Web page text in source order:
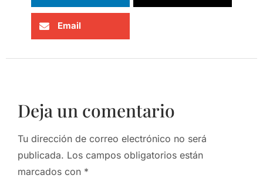
Email
Deja un comentario
Tu dirección de correo electrónico no será
publicada. Los campos obligatorios están
marcados con *